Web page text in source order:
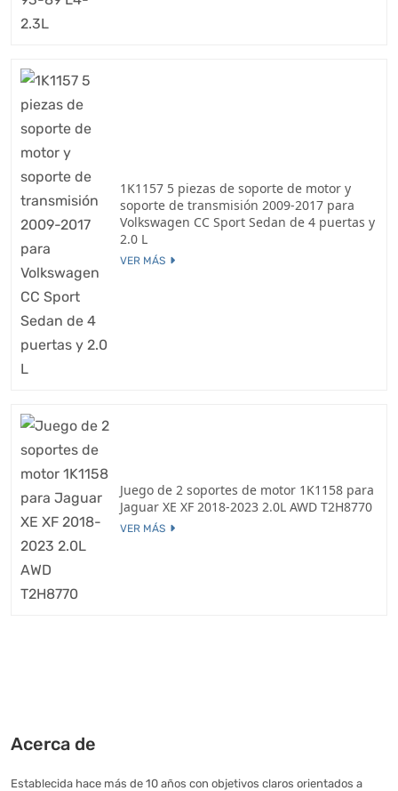
1K1157 5 piezas de soporte de motor y
soporte de transmisión 2009-2017 para
Volkswagen CC Sport Sedan de 4 puertas y
2.0 L
VER MÁS
Juego de 2 soportes de motor 1K1158 para
Jaguar XE XF 2018-2023 2.0L AWD T2H8770
VER MÁS
Acerca de
Establecida hace más de 10 años con objetivos claros orientados a